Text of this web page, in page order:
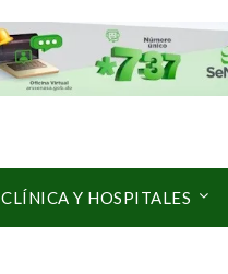
CLÍNICA Y HOSPITALES